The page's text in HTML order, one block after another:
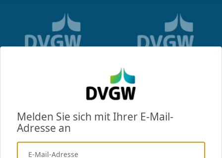
Melden Sie sich mit Ihrer E-Mail-
Adresse an